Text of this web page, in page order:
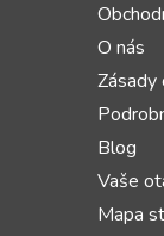
O nás
Zásady
Blog
Vaše
Mapa